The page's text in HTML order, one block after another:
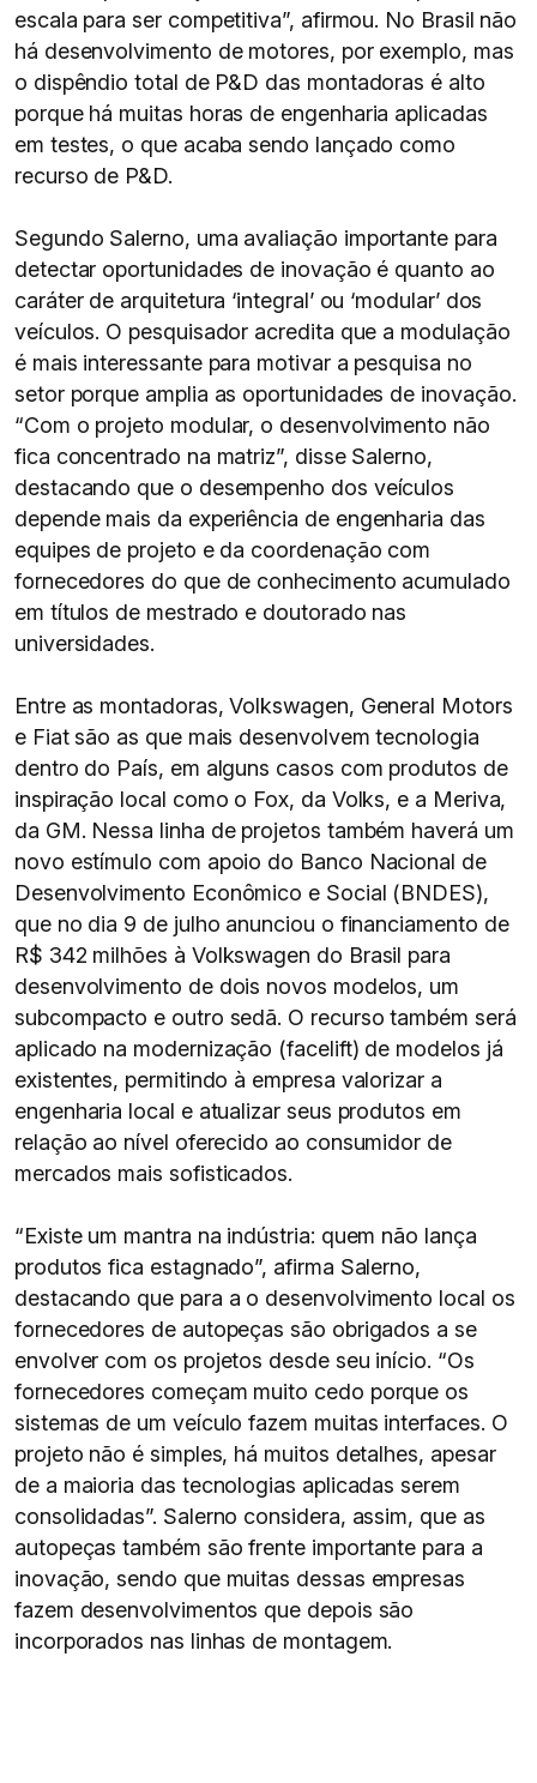
escala para ser competitiva”, afirmou. No Brasil não
há desenvolvimento de motores, por exemplo, mas
o dispêndio total de P&D das montadoras é alto
porque há muitas horas de engenharia aplicadas
em testes, o que acaba sendo lançado como
recurso de P&D.
Segundo Salerno, uma avaliação importante para
detectar oportunidades de inovação é quanto ao
caráter de arquitetura ‘integral’ ou ‘modular’ dos
veículos. O pesquisador acredita que a modulação
é mais interessante para motivar a pesquisa no
setor porque amplia as oportunidades de inovação.
“Com o projeto modular, o desenvolvimento não
fica concentrado na matriz”, disse Salerno,
destacando que o desempenho dos veículos
depende mais da experiência de engenharia das
equipes de projeto e da coordenação com
fornecedores do que de conhecimento acumulado
em títulos de mestrado e doutorado nas
universidades.
Entre as montadoras, Volkswagen, General Motors
e Fiat são as que mais desenvolvem tecnologia
dentro do País, em alguns casos com produtos de
inspiração local como o Fox, da Volks, e a Meriva,
da GM. Nessa linha de projetos também haverá um
novo estímulo com apoio do Banco Nacional de
Desenvolvimento Econômico e Social (BNDES),
que no dia 9 de julho anunciou o financiamento de
R$ 342 milhões à Volkswagen do Brasil para
desenvolvimento de dois novos modelos, um
subcompacto e outro sedã. O recurso também será
aplicado na modernização (facelift) de modelos já
existentes, permitindo à empresa valorizar a
engenharia local e atualizar seus produtos em
relação ao nível oferecido ao consumidor de
mercados mais sofisticados.
“Existe um mantra na indústria: quem não lança
produtos fica estagnado”, afirma Salerno,
destacando que para a o desenvolvimento local os
fornecedores de autopeças são obrigados a se
envolver com os projetos desde seu início. “Os
fornecedores começam muito cedo porque os
sistemas de um veículo fazem muitas interfaces. O
projeto não é simples, há muitos detalhes, apesar
de a maioria das tecnologias aplicadas serem
consolidadas”. Salerno considera, assim, que as
autopeças também são frente importante para a
inovação, sendo que muitas dessas empresas
fazem desenvolvimentos que depois são
incorporados nas linhas de montagem.